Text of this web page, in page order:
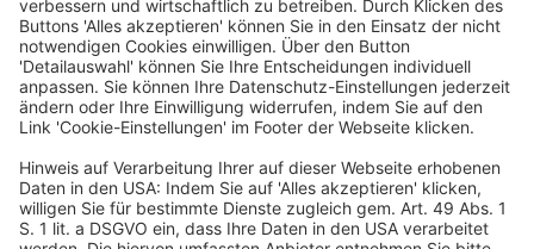
Deutscher Hotelkongress
19./20. April 2027